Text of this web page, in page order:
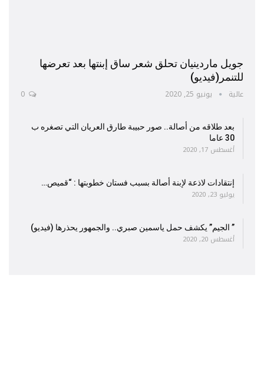
جويل ماردينيان تحلق شعر ساق إبنتها بعد تعرضها
للتنمر(فيديو)
عالية يونيو 25, 2020
بعد طلاقه من أصالة.. صور حبيبة طارق العريان التي تصغره ب
30 عاما
أغسطس 17, 2020
إنتقادات لاذعة لإبنة أصالة بسبب فستان خطوبتها : “قميص…
يوليو 23, 2020
” الجيم” يكشف حمل ياسمين صبري.. والجمهور يحذرها (فيديو)
أغسطس 20, 2020